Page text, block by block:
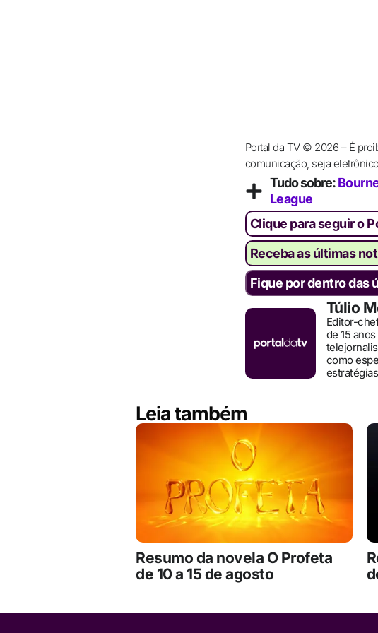
Portal da TV © 2026 – É
comunicação, seja
Tudo sobre:
League
Clique para seguir o
Receba as últimas
Fique por dentro das
Túlio
Editor-
de 15
como
Leia também
Resumo da novela O Profeta
de 10 a 15 de agosto